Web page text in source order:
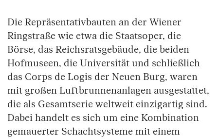
Die Repräsentativbauten an der Wiener
Ringstraße wie etwa die Staatsoper, die
Börse, das Reichsratsgebäude, die beiden
Hofmuseen, die Universität und schließlich
das Corps de Logis der Neuen Burg, waren
mit großen Luftbrunnenanlagen ausgestattet,
die als Gesamtserie weltweit einzigartig sind.
Dabei handelt es sich um eine Kombination
gemauerter Schachtsysteme mit einem